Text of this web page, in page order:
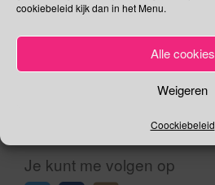
cookiebeleid kijk dan in het Menu.
Alle cookies
Weigeren
Coockiebeleid
Je kunt me volgen op